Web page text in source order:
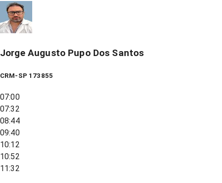
Jorge Augusto Pupo Dos Santos
CRM-SP 173855
07:00
07:32
08:44
09:40
10:12
10:52
11:32